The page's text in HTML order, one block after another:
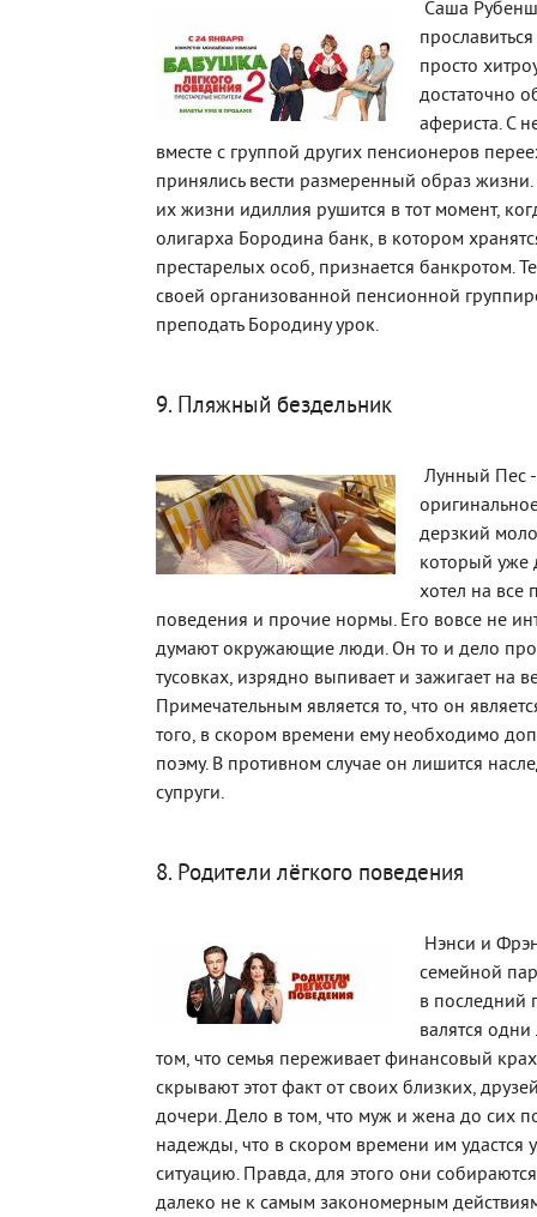
Саша
просто
достаточно
афериста. С
вместе с группой других пенсионеров
принялись вести размеренный образ
их жизни идиллия рушится в тот момент,
олигарха Бородина банк, в котором
престарелых особ, признается банкротом.
своей организованной пенсионной
преподать Бородину урок.
9. Пляжный бездельник
Лунный Пес
дерзкий
который уже
хотел на все
поведения и прочие нормы. Его вовсе не
думают окружающие люди. Он то и дело
тусовках, изрядно выпивает и зажигает на
Примечательным является то, что он
того, в скором времени ему необходимо
поэму. В противном случае он лишится
супруги.
8. Родители лёгкого поведения
Нэнси и
семейной
в последний
валятся
том, что семья переживает финансовый
скрывают этот факт от своих близких,
дочери. Дело в том, что муж и жена до сих
надежды, что в скором времени им удастся
ситуацию. Правда, для этого они
далеко не к самым закономерным